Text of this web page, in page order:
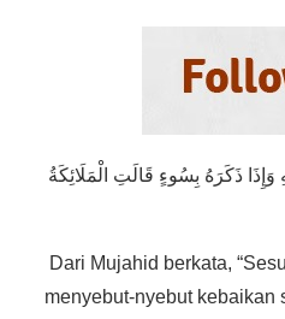
ذَكَرَهُ بِسُوءٍ قَالَتِ الْمَلَائِكَةُ
Dari Mujahid berkata,
menyebut-nyebut kebaikan